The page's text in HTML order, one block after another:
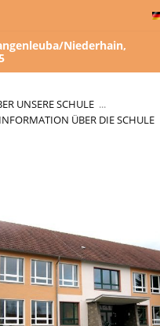
Niederhain,
UNSERE SCHULE ...
ÜBER DIE SCHULE